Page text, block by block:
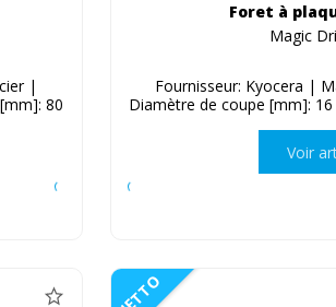
|
80
Foret à
Magic
Fournisseur: Kyocera |
Diamètre de coupe [mm]:
Voir